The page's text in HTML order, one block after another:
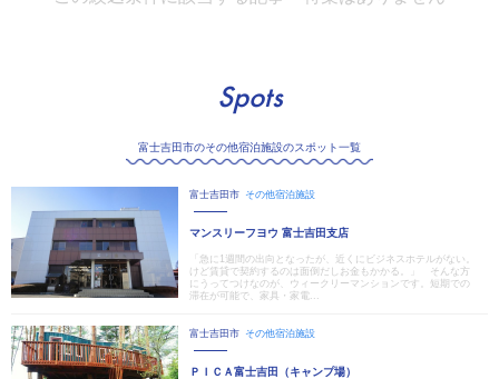
Spots
富士吉田市のその他宿泊施設のスポット一覧
富士吉田市 その他宿泊施設
マンスリーフヨウ 富士吉田支店
「急に1週間の出向となったが、近くにビジネスホテルがない。
けど賃貸で契約するのは面倒だしお金もかかる。」 そんな方
にうってつけなのが、ウィークリーマンションです。短期での
滞在が可能で、家具・家電...
富士吉田市 その他宿泊施設
ＰＩＣＡ富士吉田（キャンプ場）